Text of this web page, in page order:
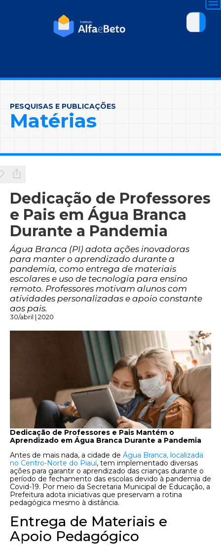
PESQUISAS E PUBLICAÇÕES
Matérias
Dedicação de Professores
e Pais em Água Branca
Durante a Pandemia
Água Branca (PI) adota ações inovadoras
para manter o aprendizado durante a
pandemia, como entrega de materiais
escolares e uso de tecnologia para ensino
remoto. Professores motivam alunos com
atividades personalizadas e apoio constante
aos pais.
30/abril | 2020
Dedicação de Professores e Pais Mantém o
Aprendizado em Água Branca Durante a Pandemia
Antes de mais nada, a cidade de Água Branca, localizada
no Centro-Norte do Piauí, tem implementado diversas
ações para garantir o aprendizado das crianças durante o
período de fechamento das escolas devido à pandemia de
Covid-19. Por meio da Secretaria Municipal de Educação, a
Prefeitura adota iniciativas que preservam a rotina
pedagógica mesmo à distância.
Entrega de Materiais e
Apoio Pedagógico